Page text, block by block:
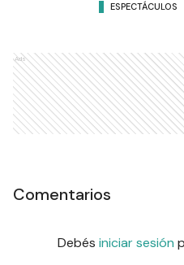
ESPECTÁCULOS
Ads
Comentarios
Debés iniciar sesión